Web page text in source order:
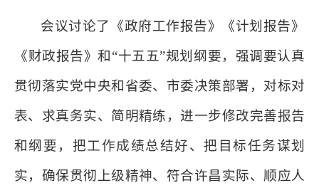
会议讨论了《政府工作报告》《计划报告》
《财政报告》和“十五五”规划纲要，强调要认真
贯彻落实党中央和省委、市委决策部署，对标对
表、求真务实、简明精练，进一步修改完善报告
和纲要，把工作成绩总结好、把目标任务谋划
实，确保贯彻上级精神、符合许昌实际、顺应人